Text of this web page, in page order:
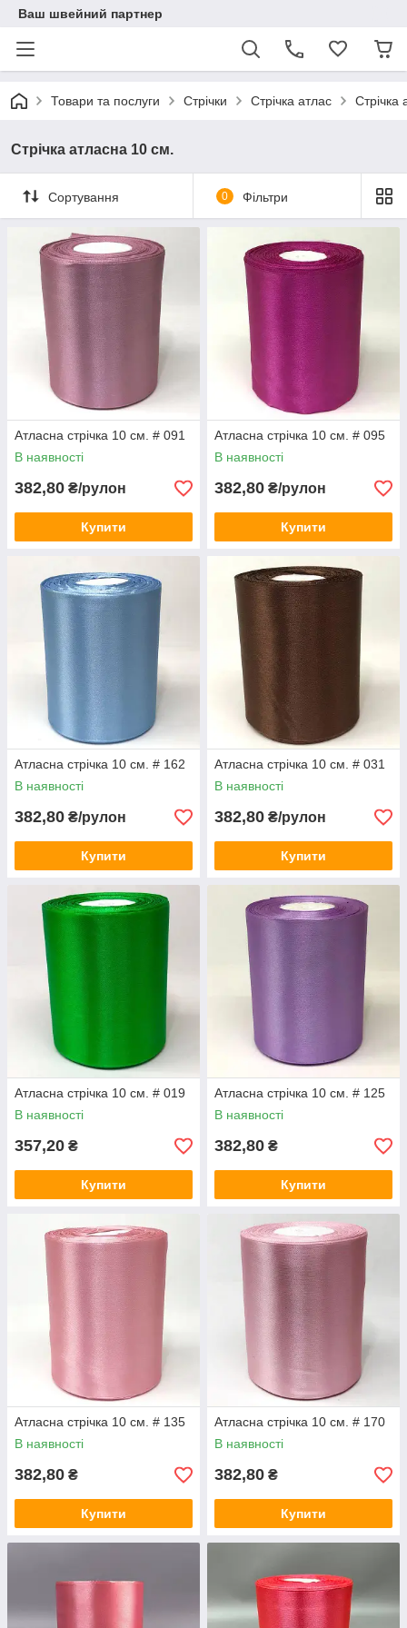
Ваш швейний партнер
Товари та послуги Стрічки Стрічка атлас Стрічка
Стрічка атласна 10 см.
Сортування 0 Фільтри
Атласна стрічка 10 см. # 091
В наявності
382,80 ₴/рулон
Купити
Атласна стрічка 10 см. # 095
В наявності
382,80 ₴/рулон
Купити
Атласна стрічка 10 см. # 162
В наявності
382,80 ₴/рулон
Купити
Атласна стрічка 10 см. # 031
В наявності
382,80 ₴/рулон
Купити
Атласна стрічка 10 см. # 019
В наявності
357,20 ₴
Купити
Атласна стрічка 10 см. # 125
В наявності
382,80 ₴
Купити
Атласна стрічка 10 см. # 135
В наявності
382,80 ₴
Купити
Атласна стрічка 10 см. # 170
В наявності
382,80 ₴
Купити